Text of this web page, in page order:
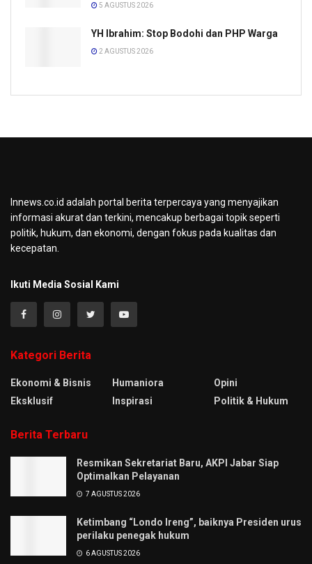
5 AGUSTUS 2026
YH Ibrahim: Stop Bodohi dan PHP Warga
2 AGUSTUS 2026
Innews.co.id adalah portal berita terpercaya yang menyajikan
informasi akurat dan terkini, mencakup berbagai topik seperti
politik, hukum, dan ekonomi, dengan fokus pada kualitas dan
kecepatan.
Ikuti Media Sosial Kami
Kategori Berita
Ekonomi & Bisnis
Eksklusif
Humaniora
Inspirasi
Opini
Politik & Hukum
Berita Terbaru
Resmikan Sekretariat Baru, AKPI Jabar Siap
Optimalkan Pelayanan
7 AGUSTUS 2026
Ketimbang “Londo Ireng”, baiknya Presiden urus
perilaku penegak hukum
6 AGUSTUS 2026